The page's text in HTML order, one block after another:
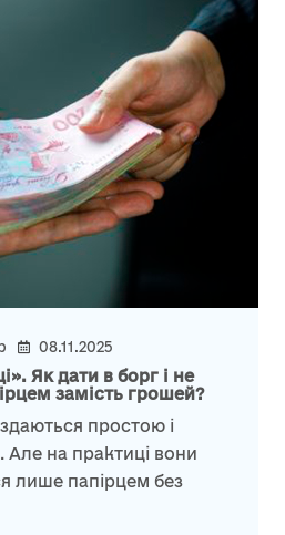
08.11.2025
Як дати в борг і не
замість грошей?
простою і
Але на практиці вони
лише папірцем без